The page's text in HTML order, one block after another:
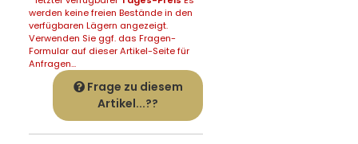
werden keine freien Bestände in den
verfügbaren Lägern angezeigt.
Verwenden Sie ggf. das Fragen-
Formular auf dieser Artikel-Seite für
Anfragen...
Frage zu diesem
Artikel...??